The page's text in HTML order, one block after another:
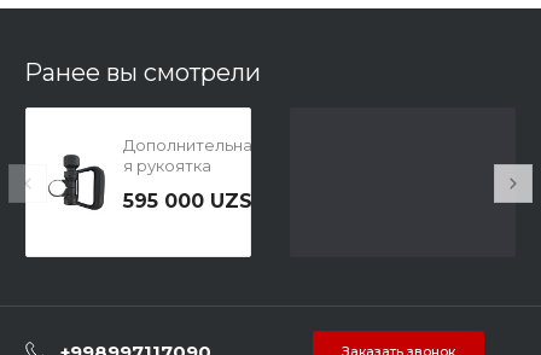
Ранее вы смотрели
Дополнительна
я рукоятка
595 000 UZS